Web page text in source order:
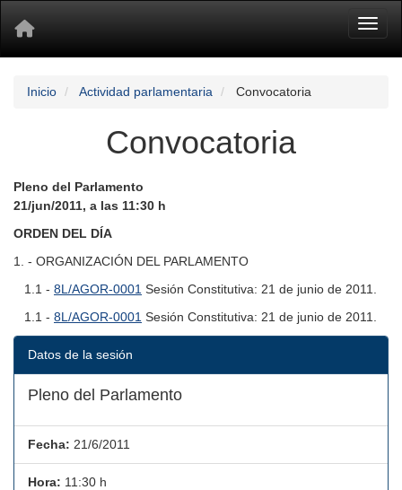
Inicio Actividad parlamentaria Convocatoria
Convocatoria
Pleno del Parlamento
21/jun/2011, a las 11:30 h
ORDEN DEL DÍA
1. - ORGANIZACIÓN DEL PARLAMENTO
1.1 - 8L/AGOR-0001 Sesión Constitutiva: 21 de junio de 2011.
1.1 - 8L/AGOR-0001 Sesión Constitutiva: 21 de junio de 2011.
Datos de la sesión
Pleno del Parlamento
Fecha: 21/6/2011
Hora: 11:30 h